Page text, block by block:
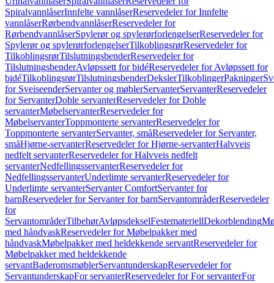
SpiralvannlåserInnfelte vannlåserReservedeler for Innfelte
vannlåserRørbendvannlåserReservedeler for
RørbendvannlåserSpylerør og spylerørforlengelserReservedeler for
Spylerør og spylerørforlengelserTilkoblingsrørReservedeler for
TilkoblingsrørTilslutningsbenderReservedeler for
TilslutningsbenderAvløpssett for bidéReservedeler for Avløpssett for
bidéTilkoblingsrørTilslutningsbenderDekslerTilkoblingerPakninger
for SveiseenderServanter og møblerServanterServanterReservedeler
for ServanterDoble servanterReservedeler for Doble
servanterMøbelservanterReservedeler for
MøbelservanterToppmonterte servanterReservedeler for
Toppmonterte servanterServanter, småReservedeler for Servanter,
småHjørne-servanterReservedeler for Hjørne-servanterHalvveis
nedfelt servanterReservedeler for Halvveis nedfelt
servanterNedfellingsservanterReservedeler for
NedfellingsservanterUnderlimte servanterReservedeler for
Underlimte servanterServanter ComfortServanter for
barnReservedeler for Servanter for barnServantområderReservedeler
for
ServantområderTilbehørAvløpsdekselFestemateriellDekorblending
med håndvaskReservedeler for Møbelpakker med
håndvaskMøbelpakker med heldekkende servantReservedeler for
Møbelpakker med heldekkende
servantBaderomsmøblerServantunderskapReservedeler for
ServantunderskapFor servanterReservedeler for For servanterFor